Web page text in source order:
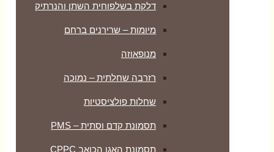
דלקת בשלפוחית השתן והנרתיק
מיומות – שרירנים ברחם
מנופאוזה
רזרבה שחלתית – נמוכה
שחלות פולציסטיות
תסמונת קדם וסתית – PMS
תסמונת האגן הכואב CPPC